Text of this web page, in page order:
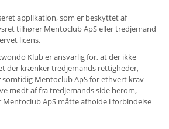
applikation, som er beskyttet af
tilhører Mentoclub ApS eller tredjemand
licens.
Klub er ansvarlig for, at der ikke
der krænker tredjemands rettigheder,
Mentoclub ApS for ethvert krav
mødt af fra tredjemands side herom,
ApS måtte afholde i forbindelse